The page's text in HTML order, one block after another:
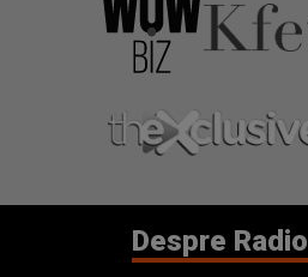
Despre